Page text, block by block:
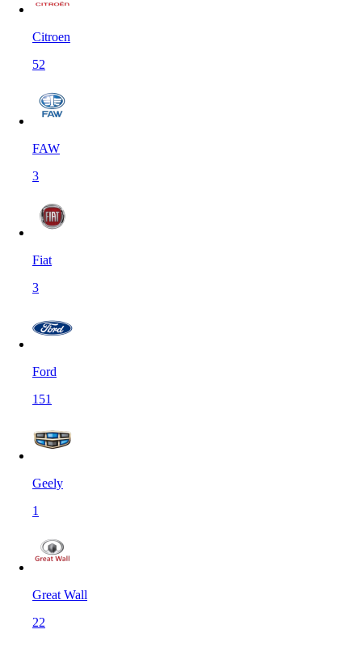
Citroen
52
FAW
3
Fiat
3
Ford
151
Geely
1
Great Wall
22